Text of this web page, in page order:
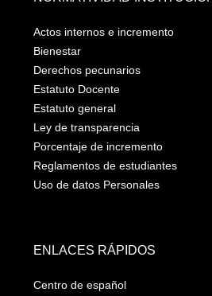
Actos internos e incremento
Bienestar
Derechos pecunarios
Estatuto Docente
Estatuto general
Ley de transparencia
Porcentaje de incremento
Reglamentos de estudiantes
Uso de datos Personales
ENLACES RÁPIDOS
Centro de español